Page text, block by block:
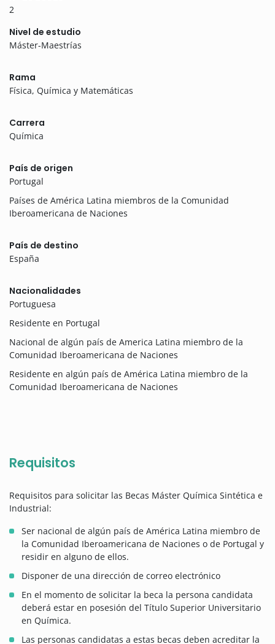
2
Nivel de estudio
Máster-Maestrías
Rama
Física, Química y Matemáticas
Carrera
Química
País de origen
Portugal
Países de América Latina miembros de la Comunidad
Iberoamericana de Naciones
País de destino
España
Nacionalidades
Portuguesa
Residente en Portugal
Nacional de algún país de America Latina miembro de la
Comunidad Iberoamericana de Naciones
Residente en algún país de América Latina miembro de la
Comunidad Iberoamericana de Naciones
Requisitos
Requisitos para solicitar las Becas Máster Química Sintética e
Industrial:
Ser nacional de algún país de América Latina miembro de
la Comunidad Iberoamericana de Naciones o de Portugal y
residir en alguno de ellos.
Disponer de una dirección de correo electrónico
En el momento de solicitar la beca la persona candidata
deberá estar en posesión del Título Superior Universitario
en Química.
Las personas candidatas a estas becas deben acreditar la